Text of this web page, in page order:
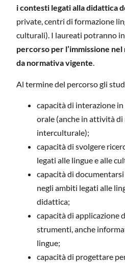
i contesti legati alla didattica
private, centri di formazione
culturali). I laureati potranno
percorso per l’immissione
da normativa vigente.
Al termine del percorso gli
capacità di interazione
orale (anche in attività di
interculturale);
capacità di svolgere
legati alle lingue e alle
capacità di
negli ambiti legati alle
didattica;
capacità di applicazione
strumenti, anche
lingue;
capacità di progettare